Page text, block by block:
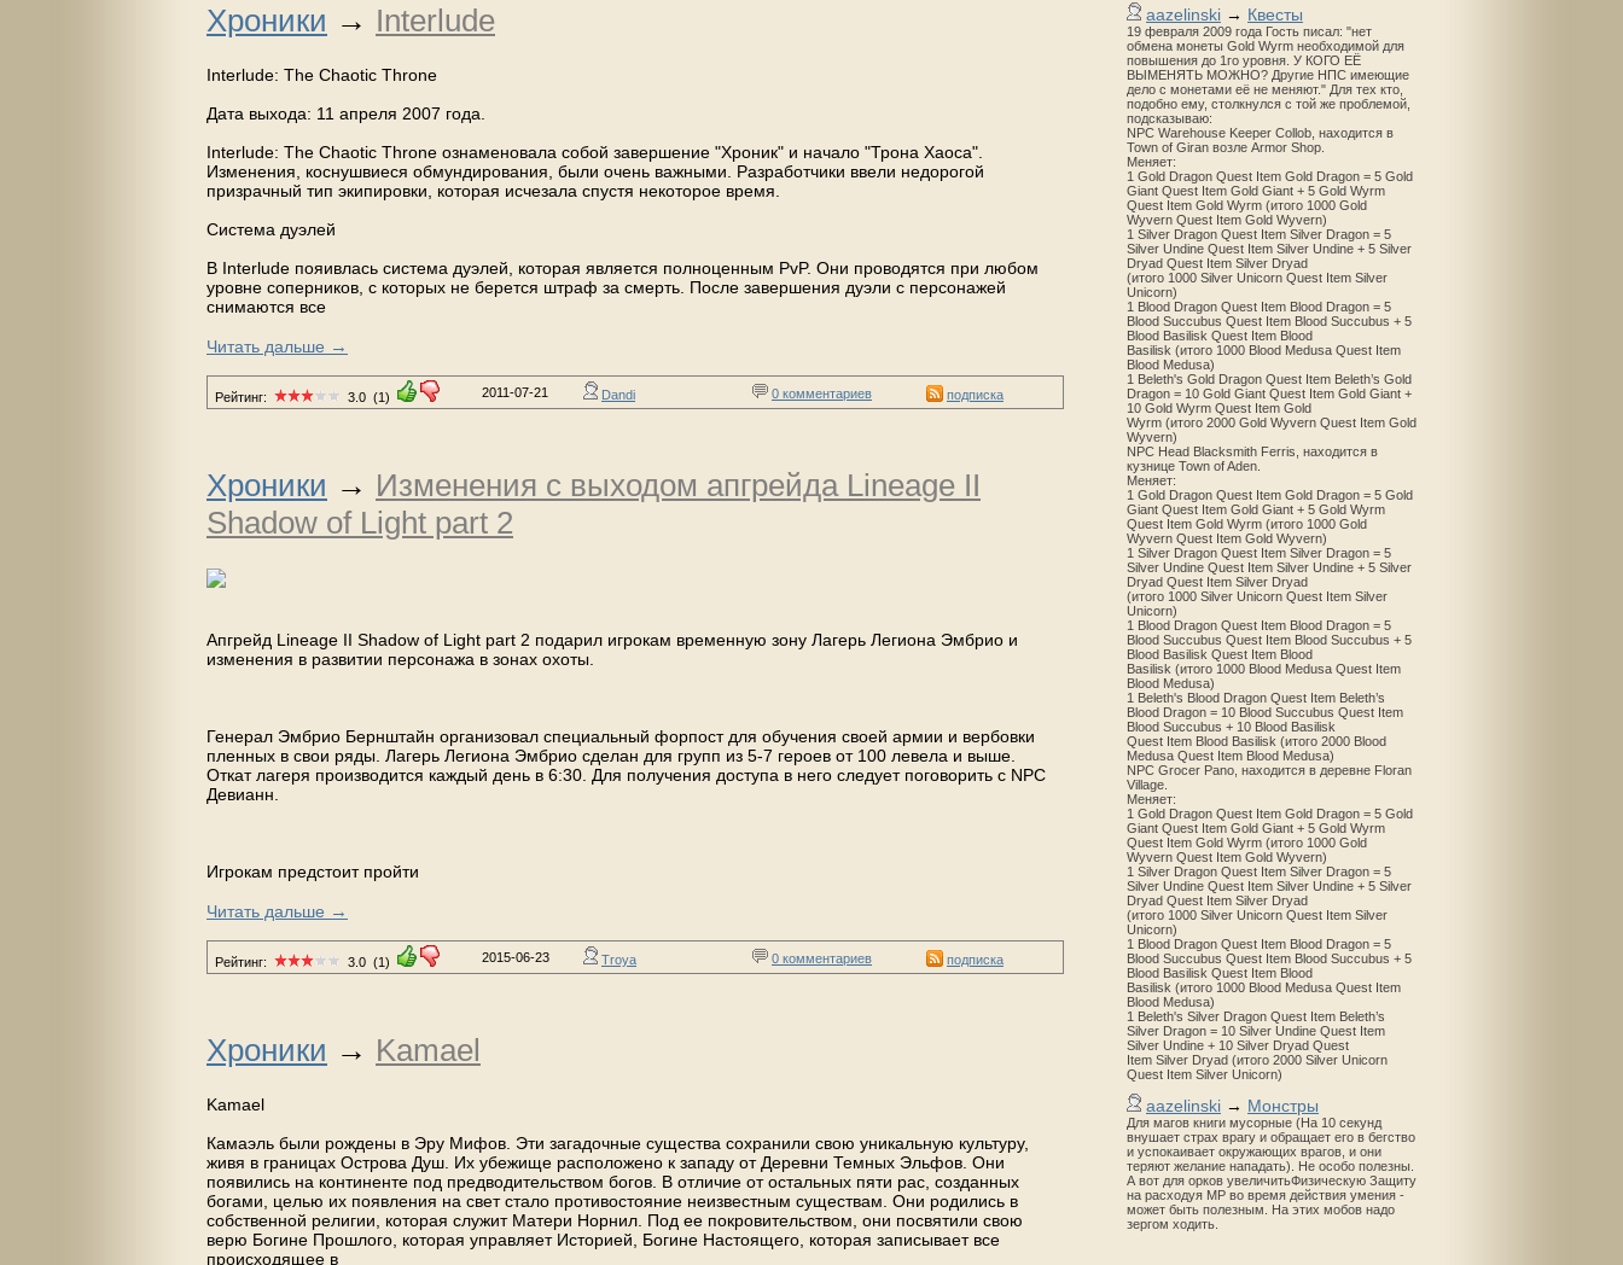
aazelinski → Квесты
19 февраля 2009 года Гость писал: "нет
обмена монеты Gold Wyrm необходимой для
повышения до 1го уровня. У КОГО ЕЁ
ВЫМЕНЯТЬ МОЖНО? Другие НПС имеющие
дело с монетами её не меняют." Для тех кто,
подобно ему, столкнулся с той же проблемой,
подсказываю:
NPC Warehouse Keeper Collob, находится в
Town of Giran возле Armor Shop.
Меняет:
1 Gold Dragon Quest Item Gold Dragon = 5 Gold
Giant Quest Item Gold Giant + 5 Gold Wyrm
Quest Item Gold Wyrm (итого 1000 Gold
Wyvern Quest Item Gold Wyvern)
1 Silver Dragon Quest Item Silver Dragon = 5
Silver Undine Quest Item Silver Undine + 5 Silver
Dryad Quest Item Silver Dryad
(итого 1000 Silver Unicorn Quest Item Silver
Unicorn)
1 Blood Dragon Quest Item Blood Dragon = 5
Blood Succubus Quest Item Blood Succubus + 5
Blood Basilisk Quest Item Blood
Basilisk (итого 1000 Blood Medusa Quest Item
Blood Medusa)
1 Beleth's Gold Dragon Quest Item Beleth’s Gold
Dragon = 10 Gold Giant Quest Item Gold Giant +
10 Gold Wyrm Quest Item Gold
Wyrm (итого 2000 Gold Wyvern Quest Item Gold
Wyvern)
NPC Head Blacksmith Ferris, находится в
кузнице Town of Aden.
Меняет:
1 Gold Dragon Quest Item Gold Dragon = 5 Gold
Giant Quest Item Gold Giant + 5 Gold Wyrm
Quest Item Gold Wyrm (итого 1000 Gold
Wyvern Quest Item Gold Wyvern)
1 Silver Dragon Quest Item Silver Dragon = 5
Silver Undine Quest Item Silver Undine + 5 Silver
Dryad Quest Item Silver Dryad
(итого 1000 Silver Unicorn Quest Item Silver
Unicorn)
1 Blood Dragon Quest Item Blood Dragon = 5
Blood Succubus Quest Item Blood Succubus + 5
Blood Basilisk Quest Item Blood
Basilisk (итого 1000 Blood Medusa Quest Item
Blood Medusa)
1 Beleth's Blood Dragon Quest Item Beleth’s
Blood Dragon = 10 Blood Succubus Quest Item
Blood Succubus + 10 Blood Basilisk
Quest Item Blood Basilisk (итого 2000 Blood
Medusa Quest Item Blood Medusa)
NPC Grocer Pano, находится в деревне Floran
Village.
Меняет:
1 Gold Dragon Quest Item Gold Dragon = 5 Gold
Giant Quest Item Gold Giant + 5 Gold Wyrm
Quest Item Gold Wyrm (итого 1000 Gold
Wyvern Quest Item Gold Wyvern)
1 Silver Dragon Quest Item Silver Dragon = 5
Silver Undine Quest Item Silver Undine + 5 Silver
Dryad Quest Item Silver Dryad
(итого 1000 Silver Unicorn Quest Item Silver
Unicorn)
1 Blood Dragon Quest Item Blood Dragon = 5
Blood Succubus Quest Item Blood Succubus + 5
Blood Basilisk Quest Item Blood
Basilisk (итого 1000 Blood Medusa Quest Item
Blood Medusa)
1 Beleth's Silver Dragon Quest Item Beleth’s
Silver Dragon = 10 Silver Undine Quest Item
Silver Undine + 10 Silver Dryad Quest
Item Silver Dryad (итого 2000 Silver Unicorn
Quest Item Silver Unicorn)
aazelinski → Монстры
Для магов книги мусорные (На 10 секунд
внушает страх врагу и обращает его в бегство
и успокаивает окружающих врагов, и они
теряют желание нападать). Не особо полезны.
А вот для орков увеличитьФизическую Защиту
на расходуя MP во время действия умения -
может быть полезным. На этих мобов надо
зергом ходить.
Хроники → Interlude
Interlude: The Chaotic Throne
Дата выхода: 11 апреля 2007 года.
Interlude: The Chaotic Throne ознаменовала собой завершение "Хроник" и начало "Трона Хаоса".
Изменения, коснушвиеся обмундирования, были очень важными. Разработчики ввели недорогой
призрачный тип экипировки, которая исчезала спустя некоторое время.
Система дуэлей
В Interlude пояивлась система дуэлей, которая является полноценным PvP. Они проводятся при любом
уровне соперников, с которых не берется штраф за смерть. После завершения дуэли с персонажей
снимаются все
Читать дальше →
Рейтинг: 3.0 (1) 2011-07-21 Dandi 0 комментариев подписка
Хроники → Изменения с выходом апгрейда Lineage II
Shadow of Light part 2
Апгрейд Lineage II Shadow of Light part 2 подарил игрокам временную зону Лагерь Легиона Эмбрио и
изменения в развитии персонажа в зонах охоты.
Генерал Эмбрио Бернштайн организовал специальный форпост для обучения своей армии и вербовки
пленных в свои ряды. Лагерь Легиона Эмбрио сделан для групп из 5-7 героев от 100 левела и выше.
Откат лагеря производится каждый день в 6:30. Для получения доступа в него следует поговорить с NPC
Девианн.
Игрокам предстоит пройти
Читать дальше →
Рейтинг: 3.0 (1) 2015-06-23 Troya 0 комментариев подписка
Хроники → Kamael
Kamael
Камаэль были рождены в Эру Мифов. Эти загадочные существа сохранили свою уникальную культуру,
живя в границах Острова Душ. Их убежище расположено к западу от Деревни Темных Эльфов. Они
появились на континенте под предводительством богов. В отличие от остальных пяти рас, созданных
богами, целью их появления на свет стало противостояние неизвестным существам. Они родились в
собственной религии, которая служит Матери Норнил. Под ее покровительством, они посвятили свою
верю Богине Прошлого, которая управляет Историей, Богине Настоящего, которая записывает все
происходящее в